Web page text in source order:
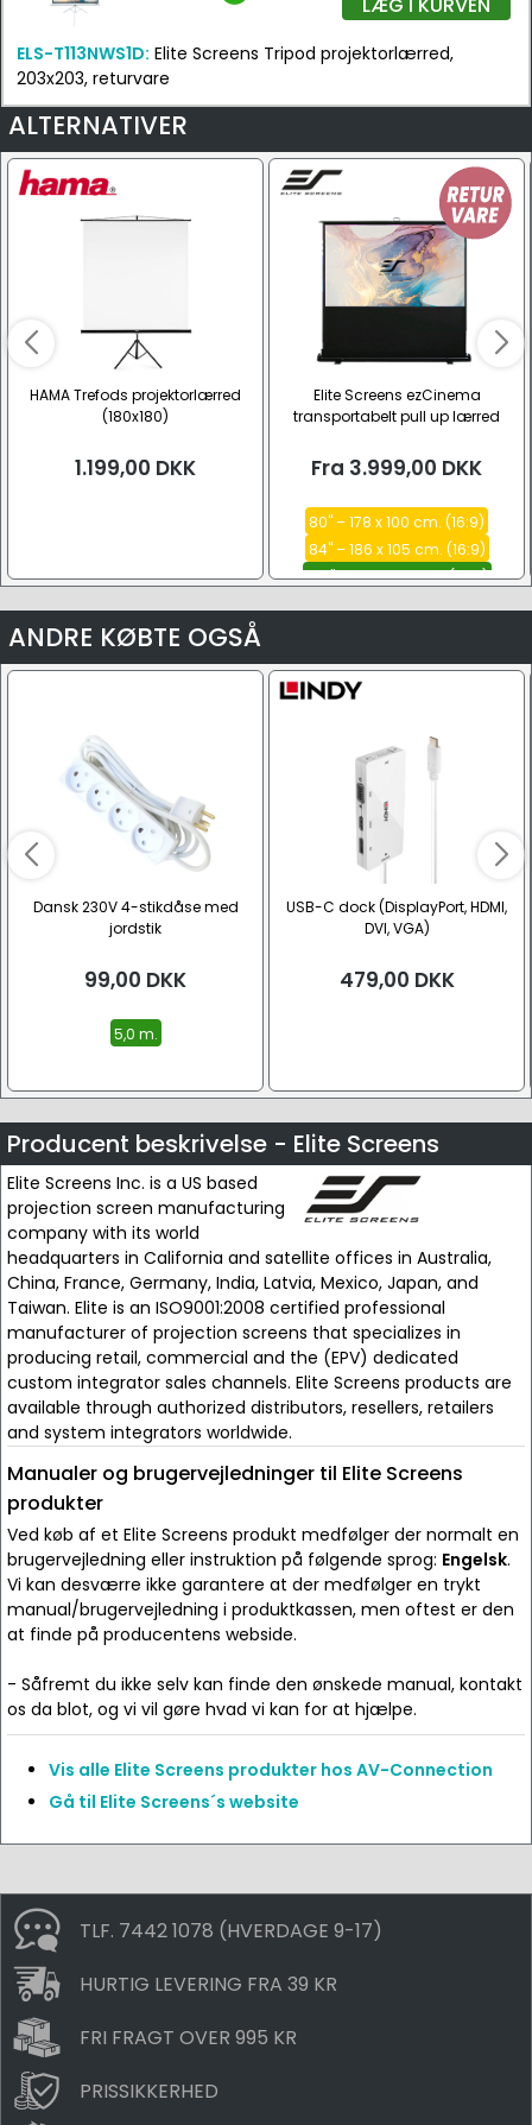
ELS-T113NWS1D: Elite Screens Tripod projektorlærred,
203x203, returvare
ALTERNATIVER
HAMA Trefods projektorlærred
(180x180)
1.199,00 DKK
Elite Screens ezCinema
transportabelt pull up lærred
Fra 3.999,00 DKK
80" – 178 x 100 cm. (16:9)
84" – 186 x 105 cm. (16:9)
100" – 222 x 125 cm. (16:9)
ANDRE KØBTE OGSÅ
Dansk 230V 4-stikdåse med
jordstik
99,00 DKK
5,0 m.
USB-C dock (DisplayPort, HDMI,
DVI, VGA)
479,00 DKK
Producent beskrivelse - Elite Screens
Elite Screens Inc. is a US based
projection screen manufacturing
company with its world
headquarters in California and satellite offices in Australia,
China, France, Germany, India, Latvia, Mexico, Japan, and
Taiwan. Elite is an ISO9001:2008 certified professional
manufacturer of projection screens that specializes in
producing retail, commercial and the (EPV) dedicated
custom integrator sales channels. Elite Screens products are
available through authorized distributors, resellers, retailers
and system integrators worldwide.
Manualer og brugervejledninger til Elite Screens
produkter
Ved køb af et Elite Screens produkt medfølger der normalt en
brugervejledning eller instruktion på følgende sprog: Engelsk.
Vi kan desværre ikke garantere at der medfølger en trykt
manual/brugervejledning i produktkassen, men oftest er den
at finde på producentens webside.
- Såfremt du ikke selv kan finde den ønskede manual, kontakt
os da blot, og vi vil gøre hvad vi kan for at hjælpe.
Vis alle Elite Screens produkter hos AV-Connection
Gå til Elite Screens´s website
TLF. 7442 1078 (HVERDAGE 9-17)
HURTIG LEVERING FRA 39 KR
FRI FRAGT OVER 995 KR
PRISSIKKERHED